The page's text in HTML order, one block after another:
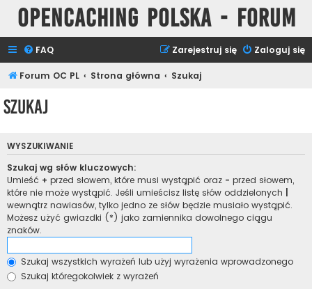
Opencaching Polska - Forum
FAQ Zaloguj się
Zarejestruj się
Forum OC PL Strona główna Szukaj
Szukaj
WYSZUKIWANIE
Szukaj wg słów kluczowych:
Umieść + przed słowem, które musi wystąpić oraz - przed słowem,
które nie może wystąpić. Jeśli umieścisz listę słów oddzielonych
wewnątrz nawiasów, tylko jedno ze słów będzie musiało wystąpić.
Możesz użyć gwiazdki (*) jako zamiennika dowolnego ciągu
znaków.
Szukaj wszystkich wyrażeń lub użyj wyrażenia wprowadzonego
Szukaj któregokolwiek z wyrażeń